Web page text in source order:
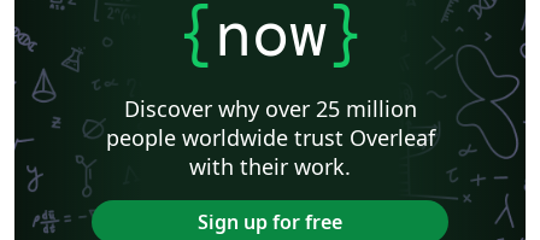
{now}
Discover why over 25 million
people worldwide trust Overleaf
with their work.
Sign up for free